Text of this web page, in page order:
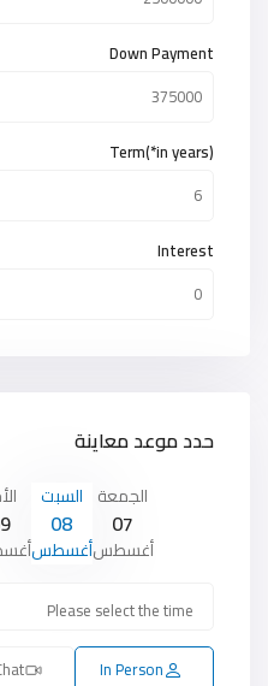
Down Payment
Term(*in years)
Interest
حدد موعد معاينة
الجمعة
07
أغسطس
السبت
08
أغسطس
In Person